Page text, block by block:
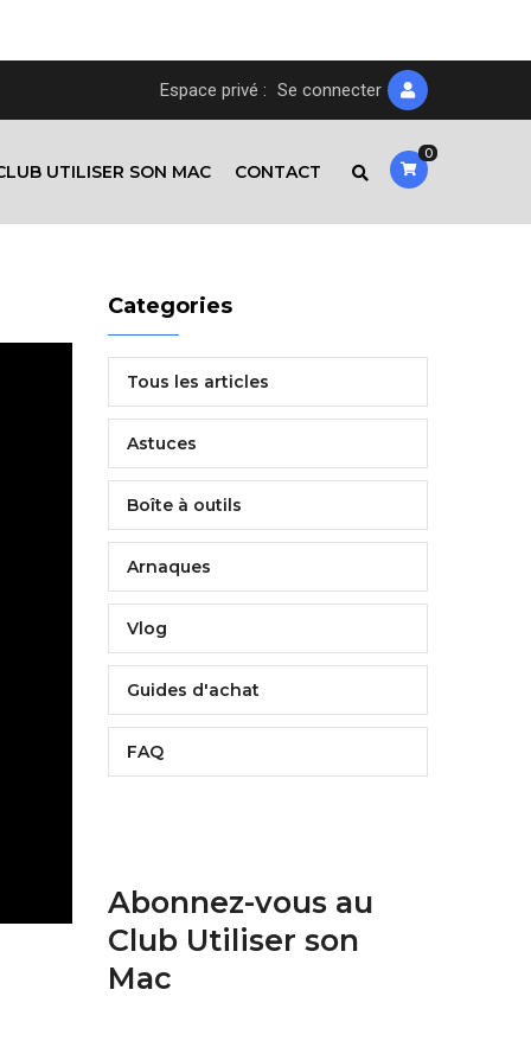
Espace privé : Se connecter
UTILISER SON MAC CONTACT
0
Categories
Tous les articles
Astuces
Boîte à outils
Arnaques
Vlog
Guides d'achat
FAQ
Abonnez-vous au
Club Utiliser son
Mac